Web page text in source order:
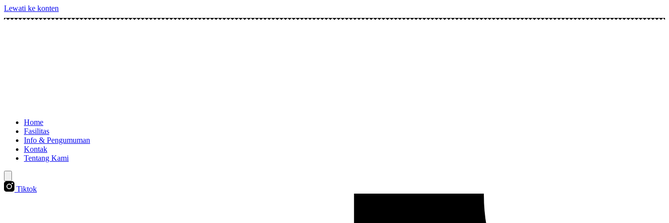
Lewati ke konten
Home
Fasilitas
Info & Pengumuman
Kontak
Tentang Kami
Tiktok